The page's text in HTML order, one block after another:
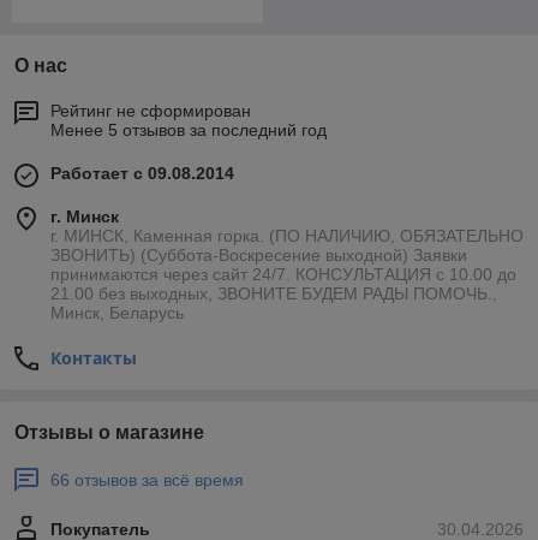
О нас
Рейтинг не сформирован
Менее 5 отзывов за последний год
Работает с 09.08.2014
г. Минск
г. МИНСК, Каменная горка. (ПО НАЛИЧИЮ, ОБЯЗАТЕЛЬНО
ЗВОНИТЬ) (Суббота-Воскресение выходной) Заявки
принимаются через сайт 24/7. КОНСУЛЬТАЦИЯ с 10.00 до
21.00 без выходных, ЗВОНИТЕ БУДЕМ РАДЫ ПОМОЧЬ.,
Минск, Беларусь
Контакты
Отзывы о магазине
66 отзывов за всё время
30.04.2026
Покупатель